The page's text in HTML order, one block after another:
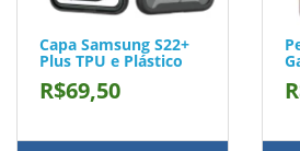
Capa Samsung S22+
Plus TPU e Plástico
R$69,50